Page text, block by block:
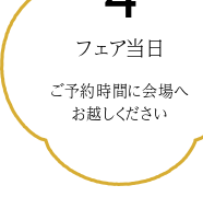
フェア当日
ご予約時間に会場へ
お越しください